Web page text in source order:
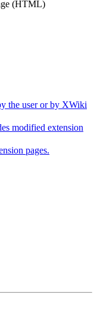
(HTML)
the user or by XWiki
modified extension
pages.